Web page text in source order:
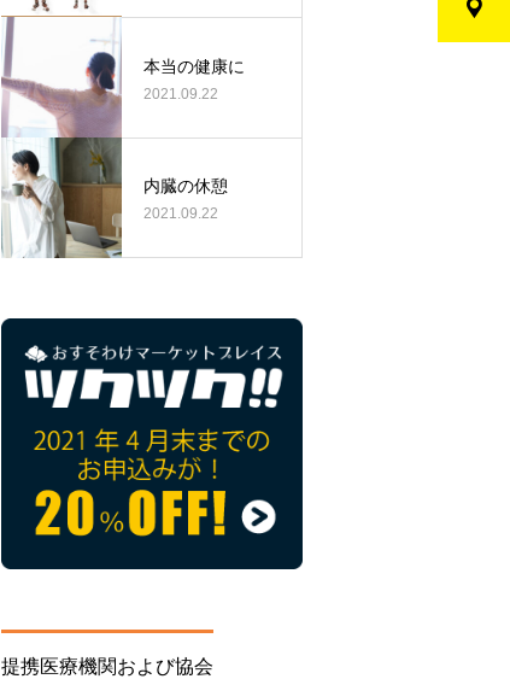
本当の健康に
2021.09.22
内臓の休憩
2021.09.22
提携医療機関および協会